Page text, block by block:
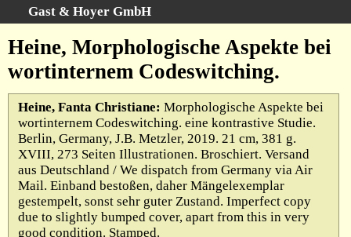
Gast & Hoyer GmbH
Kategorien
Schlagwörter
Gesamtbestand
Warenkorb
AGB
Widerruf
Heine, Morphologische Aspekte bei
wortinternem Codeswitching.
Heine, Fanta Christiane: Morphologische Aspekte bei
wortinternem Codeswitching. eine kontrastive Studie.
Berlin, Germany, J.B. Metzler, 2019. 21 cm, 381 g.
XVIII, 273 Seiten Illustrationen. Broschiert. Versand
aus Deutschland / We dispatch from Germany via Air
Mail. Einband bestoßen, daher Mängelexemplar
gestempelt, sonst sehr guter Zustand. Imperfect copy
due to slightly bumped cover, apart from this in very
good condition. Stamped.